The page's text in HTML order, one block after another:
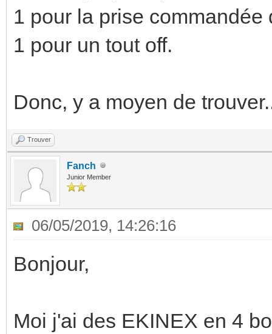
1 pour la prise commandée
1 pour un tout off.
Donc, y a moyen de
Trouver
Fanch
Junior Member
06/05/2019, 14:26:16
Bonjour,
Moi j'ai des EKINEX en 4